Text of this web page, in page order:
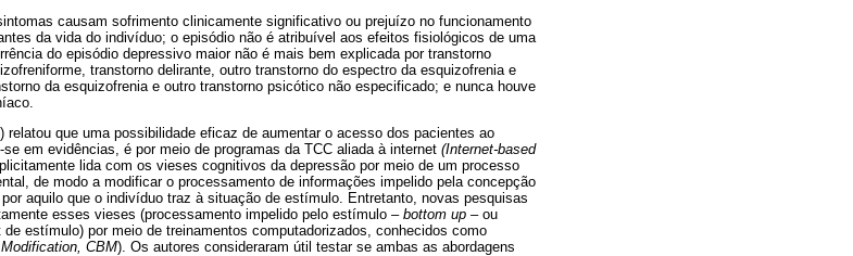
causam sofrimento clinicamente significativo ou prejuízo no funcionamento
da vida do indivíduo; o episódio não é atribuível aos efeitos fisiológicos de uma
do episódio depressivo maior não é mais bem explicada por transtorno
transtorno delirante, outro transtorno do espectro da esquizofrenia e
da esquizofrenia e outro transtorno psicótico não especificado; e nunca houve
relatou que uma possibilidade eficaz de aumentar o acesso dos pacientes ao
em evidências, é por meio de programas da TCC aliada à internet (Internet-based
lida com os vieses cognitivos da depressão por meio de um processo
de modo a modificar o processamento de informações impelido pela concepção
aquilo que o indivíduo traz à situação de estímulo. Entretanto, novas pesquisas
esses vieses (processamento impelido pelo estímulo –bottom up – ou
estímulo) por meio de treinamentos computadorizados, conhecidos como
CBM). Os autores consideraram útil testar se ambas as abordagens